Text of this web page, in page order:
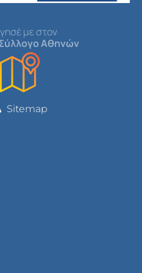
με στον
Σύλλογο Αθηνών
Sitemap